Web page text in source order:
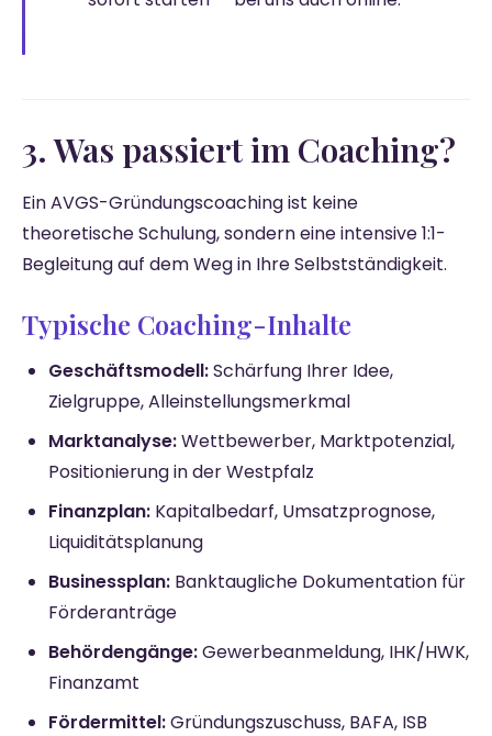
3. Was passiert im Coaching?
Ein AVGS-Gründungscoaching ist keine
theoretische Schulung, sondern eine intensive 1:1-
Begleitung auf dem Weg in Ihre Selbstständigkeit.
Typische Coaching-Inhalte
Geschäftsmodell:Schärfung Ihrer Idee,
Zielgruppe, Alleinstellungsmerkmal
Marktanalyse:Wettbewerber, Marktpotenzial,
Positionierung in der Westpfalz
Finanzplan: Kapitalbedarf, Umsatzprognose,
Liquiditätsplanung
Businessplan: Banktaugliche Dokumentation für
Förderanträge
Behördengänge:Gewerbeanmeldung, IHK/HWK,
Finanzamt
Fördermittel:Gründungszuschuss, BAFA, ISB